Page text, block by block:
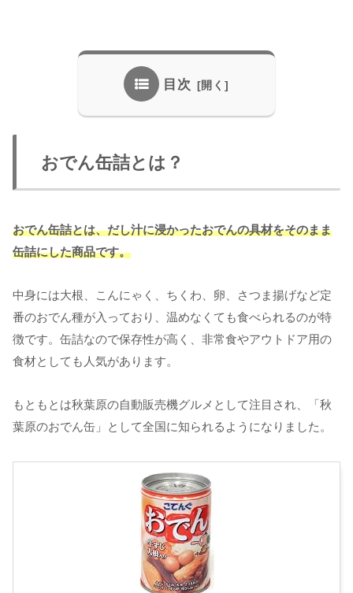
目次
おでん缶詰とは？
おでん缶詰とは、だし汁に浸かったおでんの具材をそのまま
缶詰にした商品です。
中身には大根、こんにゃく、ちくわ、卵、さつま揚げなど定
番のおでん種が入っており、温めなくても食べられるのが特
徴です。缶詰なので保存性が高く、非常食やアウトドア用の
食材としても人気があります。
もともとは秋葉原の自動販売機グルメとして注目され、「秋
葉原のおでん缶」として全国に知られるようになりました。